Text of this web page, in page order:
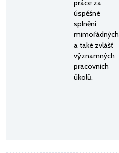
práce za
úspěšné
splnění
mimořádných
a také zvlášť
významných
pracovních
úkolů.